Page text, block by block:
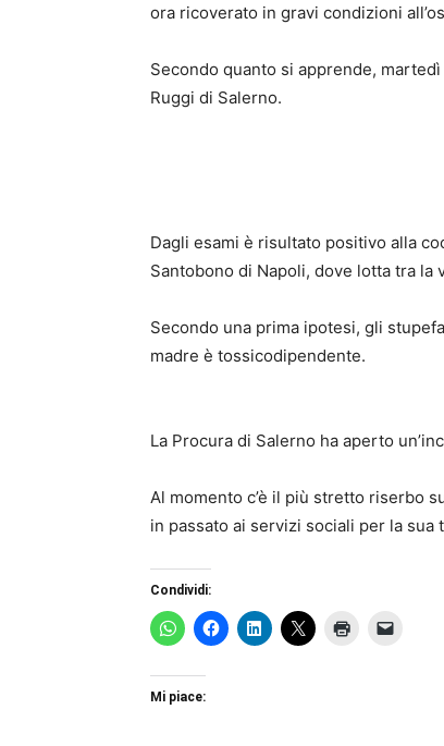
ora ricoverato in gravi condizioni
Secondo quanto si apprende,
Ruggi di Salerno.
Dagli esami è risultato positivo alla
Santobono di Napoli, dove lotta tra la
Secondo una prima ipotesi, gli
madre è tossicodipendente.
La Procura di Salerno ha aperto
Al momento c’è il più stretto riserbo
in passato ai servizi sociali per la sua
Condividi:
Mi piace: